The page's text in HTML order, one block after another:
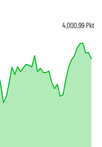
4.000,99 Pkt